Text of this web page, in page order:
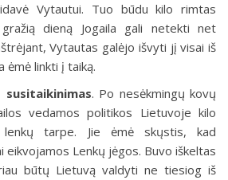
Vytautui. Tuo būdu kilo rimtas
dieną Jogaila gali netekti net
Vytautas galėjo išvyti jį visai iš
ėmė linkti į taiką.
. Po nesėkmingų kovų
vedamos politikos Lietuvoje kilo
lenkų tarpe. Jie ėmė skųstis, kad
eikvojamos Lenkų jėgos. Buvo iškeltas
būtų Lietuvą valdyti ne tiesiog iš